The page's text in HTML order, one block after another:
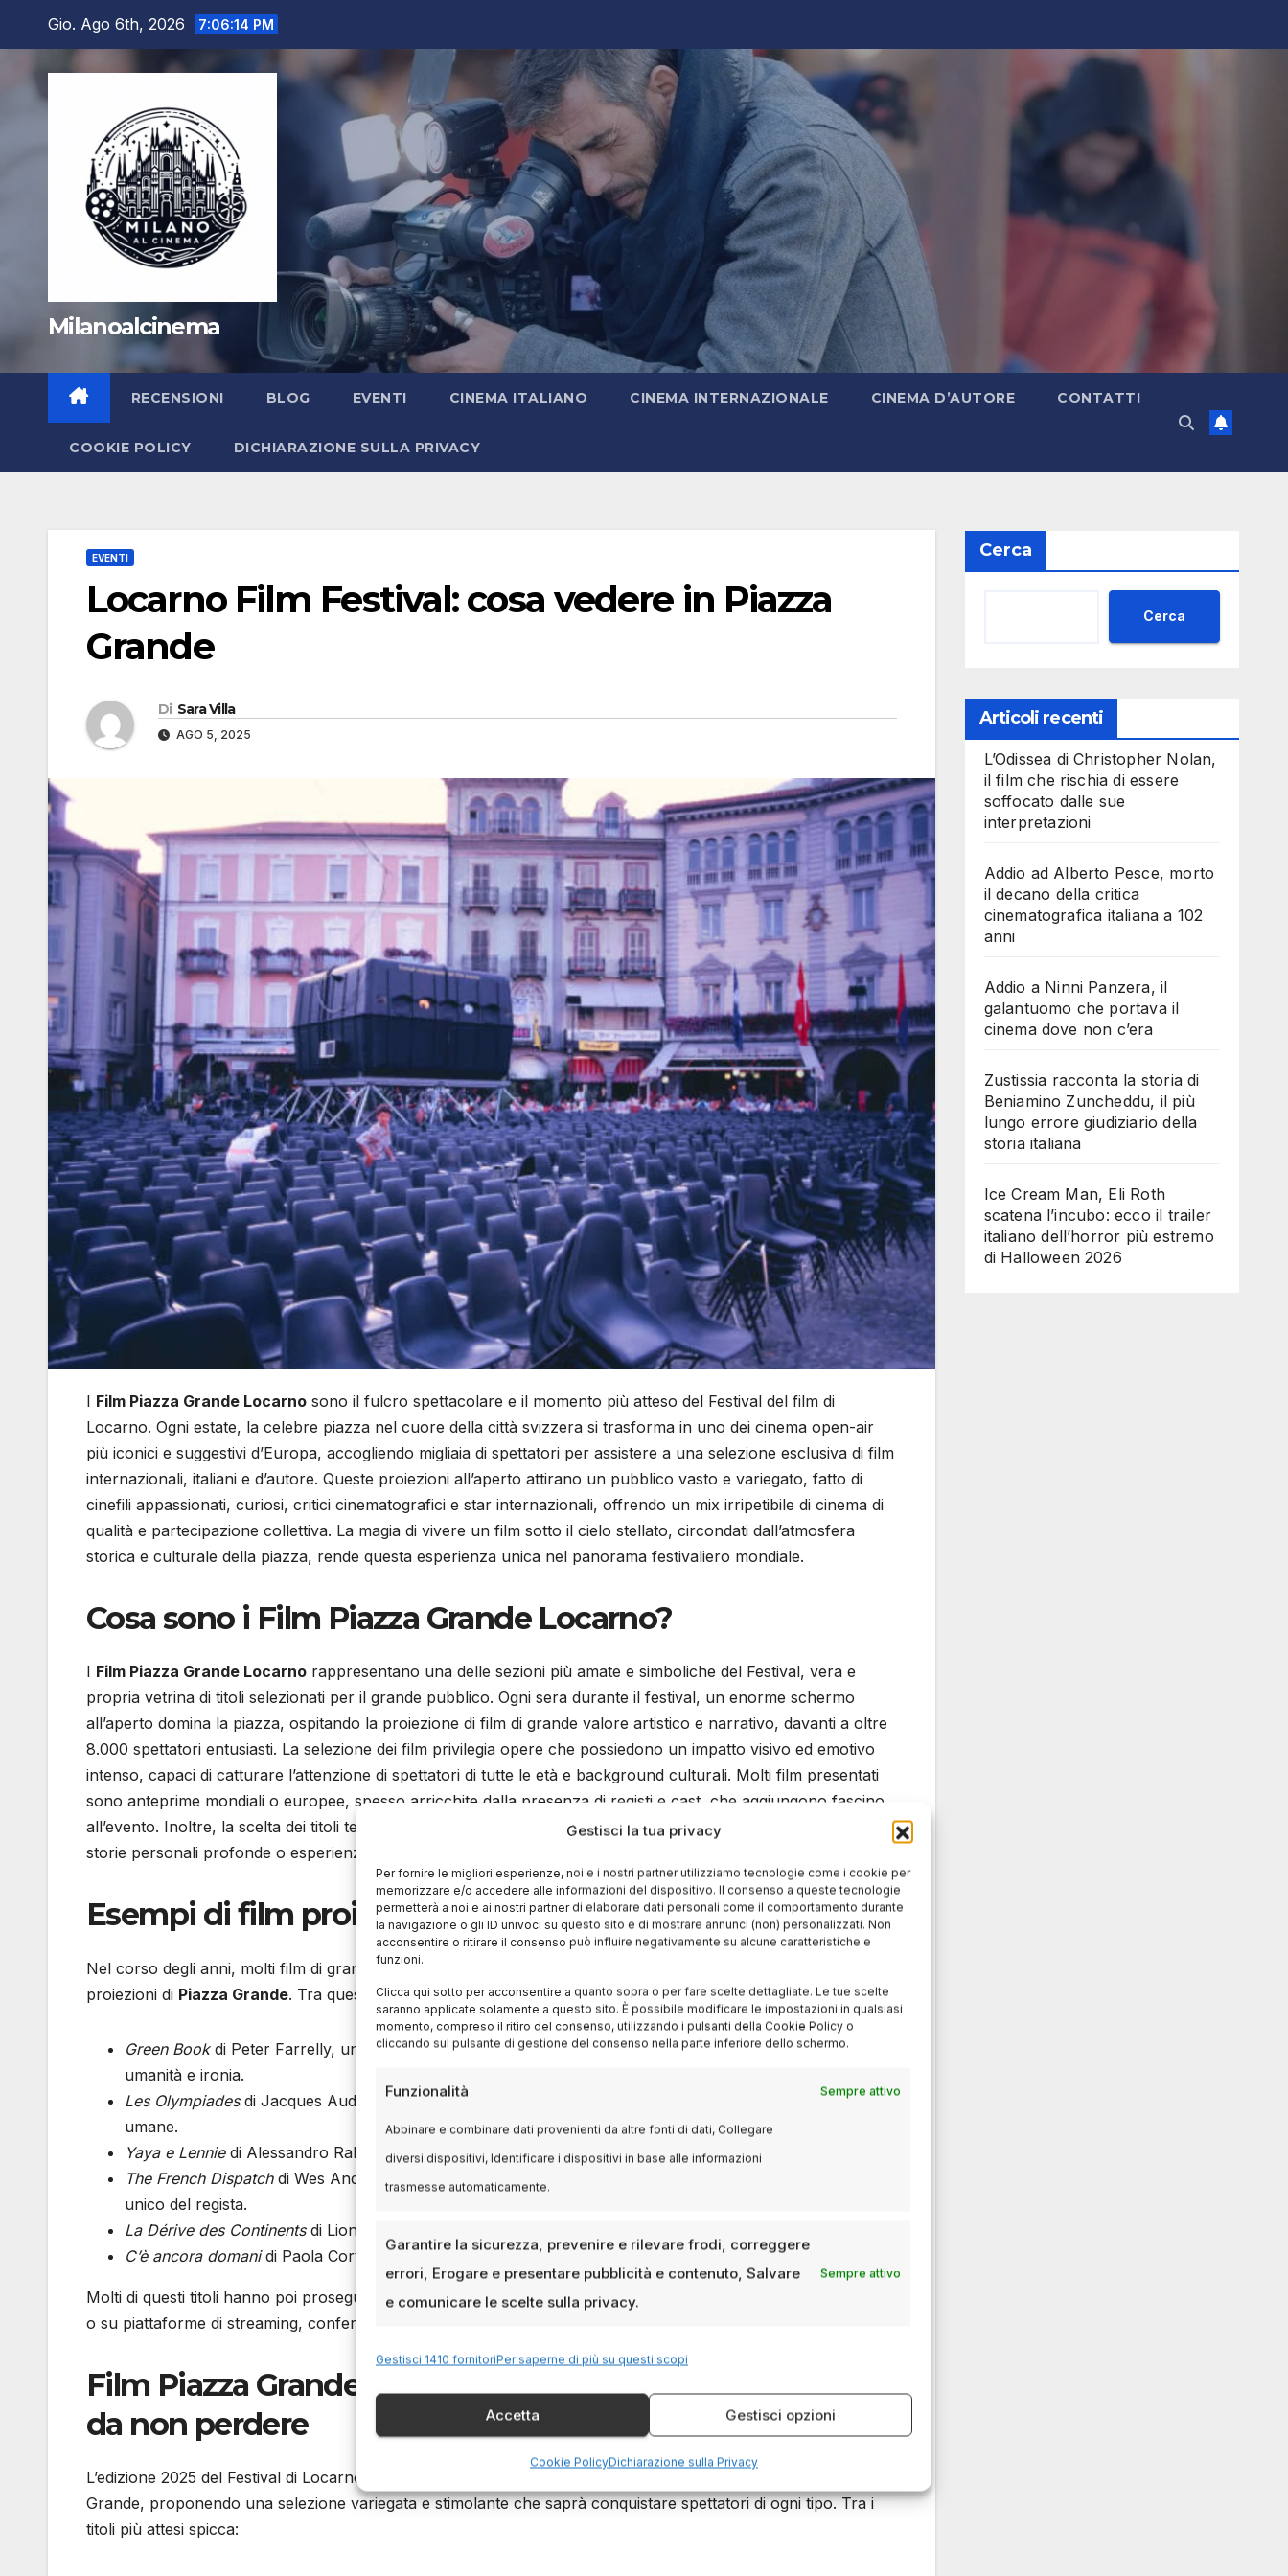
Gestisci la tua privacy
Per fornire le migliori esperienze, noi e i nostri partner utilizziamo tecnologie come i cookie per
memorizzare e/o accedere alle informazioni del dispositivo. Il consenso a queste tecnologie
permetterà a noi e ai nostri partner di elaborare dati personali come il comportamento durante
la navigazione o gli ID univoci su questo sito e di mostrare annunci (non) personalizzati. Non
acconsentire o ritirare il consenso può influire negativamente su alcune caratteristiche e
funzioni.
Clicca qui sotto per acconsentire a quanto sopra o per fare scelte dettagliate. Le tue scelte
saranno applicate solamente a questo sito. È possibile modificare le impostazioni in qualsiasi
momento, compreso il ritiro del consenso, utilizzando i pulsanti della Cookie Policy o
cliccando sul pulsante di gestione del consenso nella parte inferiore dello schermo.
Funzionalità Sempre attivo
Abbinare e combinare dati provenienti da altre fonti di dati, Collegare
diversi dispositivi, Identificare i dispositivi in base alle informazioni
trasmesse automaticamente.
Garantire la sicurezza, prevenire e rilevare frodi, correggere
errori, Erogare e presentare pubblicità e contenuto, Salvare
e comunicare le scelte sulla privacy.
Sempre attivo
Gestisci 1410 fornitoriPer saperne di più su questi scopi
Accetta Gestisci opzioni
Cookie PolicyDichiarazione sulla Privacy
contenuto
Gio. Ago 6th, 2026 7:06:15 PM
Milanoalcinema
RECENSIONI BLOG EVENTI CINEMA ITALIANO CINEMA INTERNAZIONALE CINEMA D’AUTORE CONTATTI
COOKIE POLICY DICHIARAZIONE SULLA PRIVACY
EVENTI
Locarno Film Festival: cosa vedere in Piazza
Grande
Di Sara Villa
AGO 5, 2025
I Film Piazza Grande Locarno sono il fulcro spettacolare e il momento più atteso del Festival del film di
Locarno. Ogni estate, la celebre piazza nel cuore della città svizzera si trasforma in uno dei cinema open-air
più iconici e suggestivi d’Europa, accogliendo migliaia di spettatori per assistere a una selezione esclusiva di film
internazionali, italiani e d’autore. Queste proiezioni all’aperto attirano un pubblico vasto e variegato, fatto di
cinefili appassionati, curiosi, critici cinematografici e star internazionali, offrendo un mix irripetibile di cinema di
qualità e partecipazione collettiva. La magia di vivere un film sotto il cielo stellato, circondati dall’atmosfera
storica e culturale della piazza, rende questa esperienza unica nel panorama festivaliero mondiale.
Cosa sono i Film Piazza Grande Locarno?
I Film Piazza Grande Locarno rappresentano una delle sezioni più amate e simboliche del Festival, vera e
propria vetrina di titoli selezionati per il grande pubblico. Ogni sera durante il festival, un enorme schermo
all’aperto domina la piazza, ospitando la proiezione di film di grande valore artistico e narrativo, davanti a oltre
8.000 spettatori entusiasti. La selezione dei film privilegia opere che possiedono un impatto visivo ed emotivo
intenso, capaci di catturare l’attenzione di spettatori di tutte le età e background culturali. Molti film presentati
sono anteprime mondiali o europee, spesso arricchite dalla presenza di registi e cast, che aggiungono fascino
all’evento. Inoltre, la scelta dei titoli tende a valorizzare opere che affrontano temi sociali rilevanti, raccontano
storie personali profonde o esperienze universali, favorendo così un dialogo tra cinema e società.
Esempi di film proiettati in Piazza Grande
Nel corso degli anni, molti film di grande successo e apprezzamento internazionale hanno trovato spazio nelle
proiezioni di Piazza Grande. Tra questi ricordiamo:
Green Bookdi Peter Farrelly, un film che coniuga intrattenimento e riflessione sociale sul razzismo con
umanità e ironia.
Les Olympiadesdi Jacques Audiard, una rappresentazione contemporanea e innovativa delle relazioni
umane.
Yaya e Lenniedi Alessandro Rak, che racconta con sensibilità temi di formazione e crescita personale.
The French Dispatchdi Wes Anderson, che trasforma la piazza in un teatro di festa visiva grazie allo stile
unico del regista.
La Dérive des Continentsdi Lionel Baier, un titolo apprezzato per la sua profondità narrativa.
C’è ancora domanidi Paola Cortellesi, uno dei film più acclamati dal pubblico in Piazza Grande.
Molti di questi titoli hanno poi proseguito il loro percorso nei festival internazionali, nelle sale cinematografiche
o su piattaforme di streaming, confermando la rilevanza e la qualità delle proiezioni in Piazza Grande.
Film Piazza Grande Locarno 2025: anticipazioni e titoli
da non perdere
L’edizione 2025 del Festival di Locarno si prepara a mantenere altissimo il livello delle proiezioni in Piazza
Grande, proponendo una selezione variegata e stimolante che saprà conquistare spettatori di ogni tipo. Tra i
titoli più attesi spicca:
Cerca
Cerca
Articoli recenti
L’Odissea di Christopher Nolan,
il film che rischia di essere
soffocato dalle sue
interpretazioni
Addio ad Alberto Pesce, morto
il decano della critica
cinematografica italiana a 102
anni
Addio a Ninni Panzera, il
galantuomo che portava il
cinema dove non c’era
Zustissia racconta la storia di
Beniamino Zuncheddu, il più
lungo errore giudiziario della
storia italiana
Ice Cream Man, Eli Roth
scatena l’incubo: ecco il trailer
italiano dell’horror più estremo
di Halloween 2026